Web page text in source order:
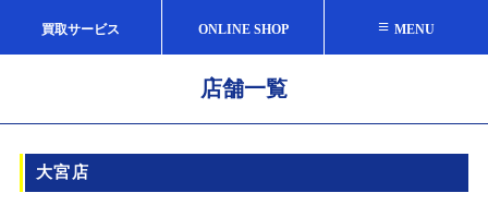
買取サービス ONLINE SHOP ≡ MENU
店舗一覧
大宮店